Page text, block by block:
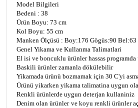
Model Bilgileri
Bedeni : 38
Ürün Boyu: 73 cm
Kol Boyu: 55 cm
Manken Ölçüsü : Boy:176 Gögüs:90 Bel:63
Genel Yikama ve Kullanma Talimatlari
El isi ve boncuklu ürünler hassas
Baskili ürünler zamanla dökülebilir
Yikamada ürünü bozmamak için 30 C'yi
Ürünü yikarken yikama talimatina uygun
Renkli ürünlerde uygun deterjan kullaniniz
Denim olan ürünler ve koyu renkli ürünler